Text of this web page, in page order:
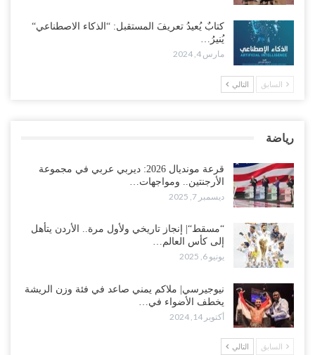
كتابٌ يُعيدُ تعريفَ المستقبل: “الذكاء الاصطناعي“
يُنيرُ…
مارس 4, 2024
السابق التالي
رياضة
قرعة مونديال 2026: ديربي عربي في مجموعة
الأرجنتين.. ومواجهات…
ديسمبر 7, 2025
“مسقط“| إنجاز تاريخي ولأول مرة.. الأردن يتأهل
إلى كأس العالم…
يونيو 6, 2025
نيوجيرسي| ملاكم يمني صاعد في فئة وزن الريشة
يخطف الأضواء في…
أكتوبر 14, 2024
السابق التالي